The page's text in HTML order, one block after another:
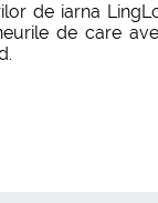
de iarna
de care